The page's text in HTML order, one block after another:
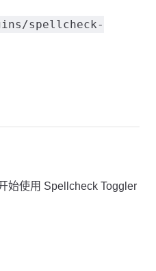
spellcheck-
始使用 Spellcheck Toggler